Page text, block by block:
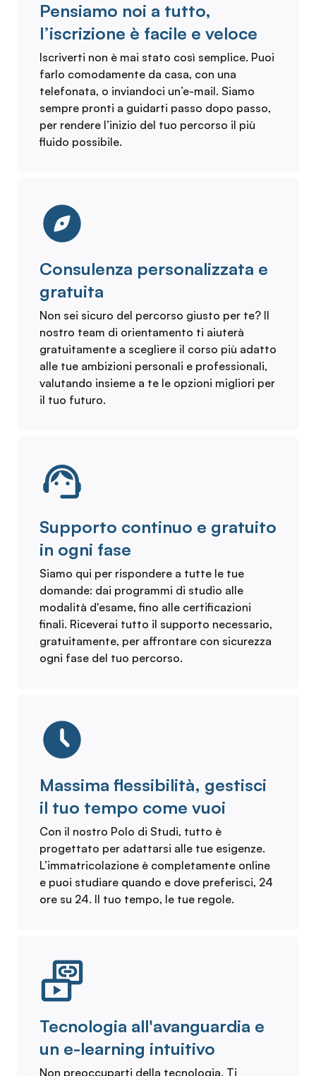
Pensiamo noi a tutto,
l’iscrizione è facile e veloce
Iscriverti non è mai stato così semplice. Puoi
farlo comodamente da casa, con una
telefonata, o inviandoci un’e-mail. Siamo
sempre pronti a guidarti passo dopo passo,
per rendere l’inizio del tuo percorso il più
fluido possibile.
Consulenza personalizzata e
gratuita
Non sei sicuro del percorso giusto per te? Il
nostro team di orientamento ti aiuterà
gratuitamente a scegliere il corso più adatto
alle tue ambizioni personali e professionali,
valutando insieme a te le opzioni migliori per
il tuo futuro.
Supporto continuo e gratuito
in ogni fase
Siamo qui per rispondere a tutte le tue
domande: dai programmi di studio alle
modalità d'esame, fino alle certificazioni
finali. Riceverai tutto il supporto necessario,
gratuitamente, per affrontare con sicurezza
ogni fase del tuo percorso.
Massima flessibilità, gestisci
il tuo tempo come vuoi
Con il nostro Polo di Studi, tutto è
progettato per adattarsi alle tue esigenze.
L’immatricolazione è completamente online
e puoi studiare quando e dove preferisci, 24
ore su 24. Il tuo tempo, le tue regole.
Tecnologia all'avanguardia e
un e-learning intuitivo
Non preoccuparti della tecnologia. Ti